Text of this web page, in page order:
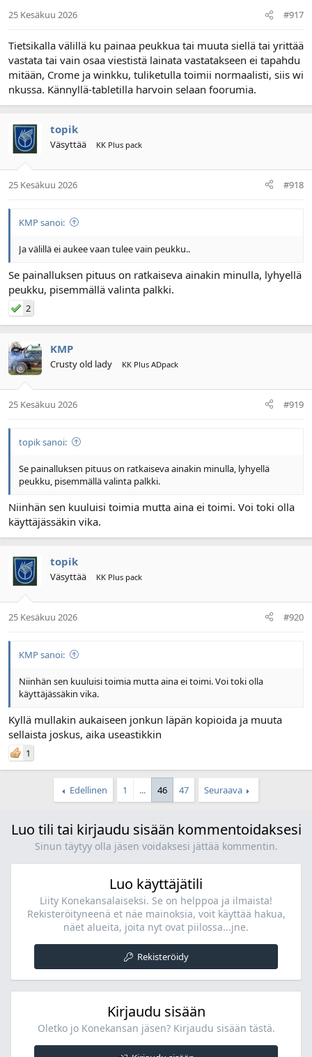
25 Kesäkuu 2026 #917
Tietsikalla välillä ku painaa peukkua tai muuta siellä tai yrittää
vastata tai vain osaa viestistä lainata vastatakseen ei tapahdu
mitään, Crome ja winkku, tuliketulla toimii normaalisti, siis wi
nkussa. Kännyllä-tabletilla harvoin selaan foorumia.
topik
Väsyttää KK Plus pack
25 Kesäkuu 2026 #918
KMP sanoi:
Ja välillä ei aukee vaan tulee vain peukku..
Se painalluksen pituus on ratkaiseva ainakin minulla, lyhyellä
peukku, pisemmällä valinta palkki.
2
KMP
Crusty old lady KK Plus ADpack
25 Kesäkuu 2026 #919
topik sanoi:
Se painalluksen pituus on ratkaiseva ainakin minulla, lyhyellä
peukku, pisemmällä valinta palkki.
Niinhän sen kuuluisi toimia mutta aina ei toimi. Voi toki olla
käyttäjässäkin vika.
topik
Väsyttää KK Plus pack
25 Kesäkuu 2026 #920
KMP sanoi:
Niinhän sen kuuluisi toimia mutta aina ei toimi. Voi toki olla
käyttäjässäkin vika.
Kyllä mullakin aukaiseen jonkun läpän kopioida ja muuta
sellaista joskus, aika useastikkin
1
Edellinen 1 ... 46 47 Seuraava
Luo tili tai kirjaudu sisään kommentoidaksesi
Sinun täytyy olla jäsen voidaksesi jättää kommentin.
Luo käyttäjätili
Liity Konekansalaiseksi. Se on helppoa ja ilmaista!
Rekisteröityneenä et näe mainoksia, voit käyttää hakua,
näet alueita, joita nyt ovat piilossa...jne.
Rekisteröidy
Kirjaudu sisään
Oletko jo Konekansan jäsen? Kirjaudu sisään tästä.